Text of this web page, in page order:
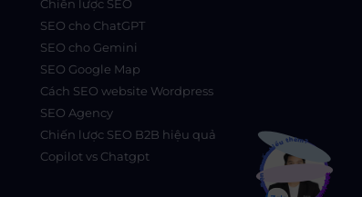
Chiến lược SEO
SEO cho ChatGPT
SEO cho Gemini
SEO Google Map
Cách SEO website Wordpress
SEO Agency
Chiến lược SEO B2B hiệu quả
Copilot vs Chatgpt
Bạn muốn hiểu thêm?